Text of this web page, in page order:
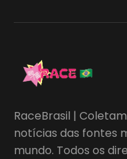
RaceBrasil |
notícias das fontes
mundo. Todos os